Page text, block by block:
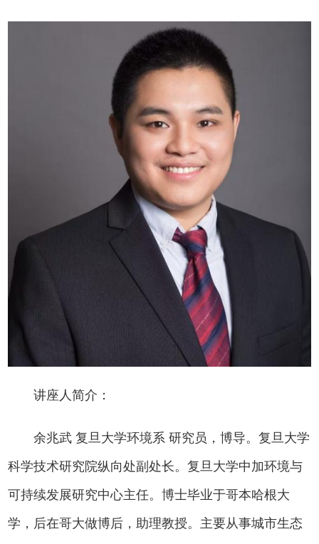
讲座人简介：
余兆武 复旦大学环境系 研究员，博导。复旦大学
科学技术研究院纵向处副处长。复旦大学中加环境与
可持续发展研究中心主任。博士毕业于哥本哈根大
学，后在哥大做博后，助理教授。主要从事城市生态